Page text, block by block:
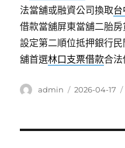
法當舖或融資公司換取
借款當舖屏東當舖二胎
設定第二順位抵押銀行
舖首選林口支票借款合
作
admin
發
2026-04-17